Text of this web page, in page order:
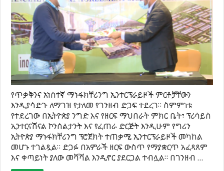
የጥቃቅንና አነስተኛ ማኑፋክቸሪንግ ኢንተርፕራይዞች ምርቶቻቸውን
እንዲያሳድጉ ለማገዝ የታለመ የገንዘብ ድጋፍ ተደረገ። ስምምነቱ
የተደረገው በኢትዮጵያ ንግድ እና የዘርፍ ማህበራት ምክር ቤት፣ ፕሪሳይስ
ኢንተርናሽናል ኮንሰልታንት እና የፈጠራ ድርጅት እንዲሁም የግሪን
ኢትዮጵያ ማኑፋክቸሪንግ ፕሮጀክት ተጠቃሚ ኢንተርፕራይዞች መካከል
መሆኑ ተገልጿል። ድጋፉ በአምራች ዘርፍ ውስጥ የማያቋርጥ አፈጻጸም
እና ቀጣይነት ያለው መሻሻል እንዲኖር ያደርጋል ተብሏል። በገንዘብ …